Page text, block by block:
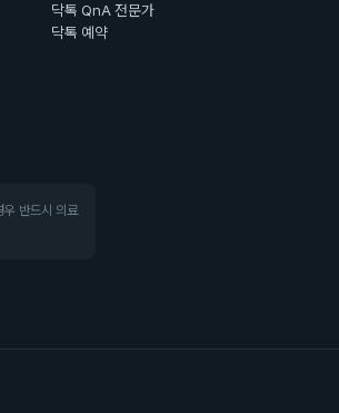
닥톡 QnA 전문가
닥톡 예약
우 반드시 의료